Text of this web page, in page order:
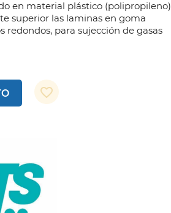
en material plástico (polipropileno)
superior las laminas en goma
redondos, para sujección de gasas
favorite_border